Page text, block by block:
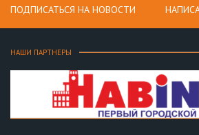
ПОДПИСАТЬСЯ НА НОВОСТИ
НАШИ ПАРТНЕРЫ